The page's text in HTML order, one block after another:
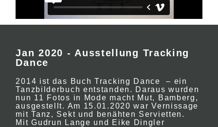
Jan 2020 - Ausstellung Tracking
Dance
2014 ist das Buch Tracking Dance – ein
Tanzbilderbuch entstanden. Daraus wurden
nun 11 Fotos in Mode macht Mut, Bamberg,
ausgestellt. Am 15.01.2020 war Vernissage
mit Tanz, Sekt und benähten Servietten.
Mit Gudrun Lange und Eike Dingler